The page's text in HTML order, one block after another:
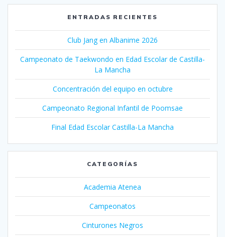
ENTRADAS RECIENTES
Club Jang en Albanime 2026
Campeonato de Taekwondo en Edad Escolar de Castilla-
La Mancha
Concentración del equipo en octubre
Campeonato Regional Infantil de Poomsae
Final Edad Escolar Castilla-La Mancha
CATEGORÍAS
Academia Atenea
Campeonatos
Cinturones Negros